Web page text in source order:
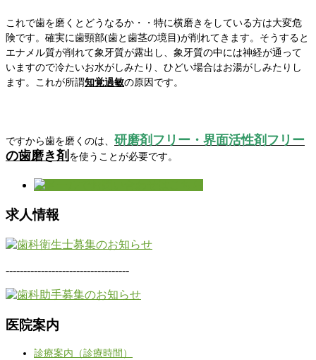
これで歯を磨くとどうなるか・・特に横磨きをしている方は大変危
険です。確実に歯頸部(歯と歯茎の境目)が削れてきます。そうすると
エナメル質が削れて象牙質が露出し、象牙質の中には神経が通って
いますので冷たいお水がしみたり、ひどい場合はお湯がしみたりし
ます。これが所謂知覚過敏の原因です。
ですから歯を磨くのは、 研磨剤フリー・界面活性剤フリー
の歯磨き剤 を使うことが必要です。
求人情報
-----------------------------------
医院案内
診療案内（診療時間）